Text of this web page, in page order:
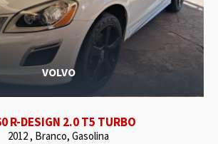
VOLVO
R-DESIGN 2.0 T5 TURBO
2012 , Branco, Gasolina